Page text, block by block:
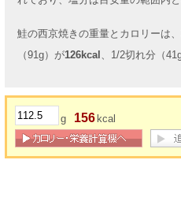
鮭の西京焼きの重量とカロリーは
（91g）が126kcal 、1/2切れ分（
g 156 kcal